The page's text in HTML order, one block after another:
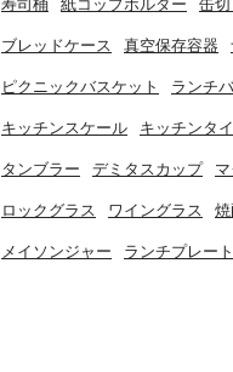
寿司桶 紙コップホルダー 缶切
ブレッドケース 真空保存容器
ピクニックバスケット ランチ
キッチンスケール キッチンタ
タンブラー デミタスカップ
ロックグラス ワイングラス
メイソンジャー ランチプレート